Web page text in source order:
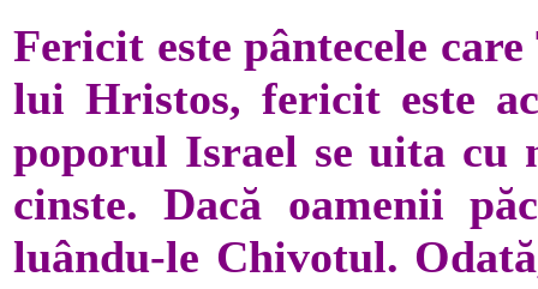
Fericit este pântecele
lui Hristos, fericit este
poporul Israel se uita cu
cinste. Dacă oamenii
luându-le Chivotul.